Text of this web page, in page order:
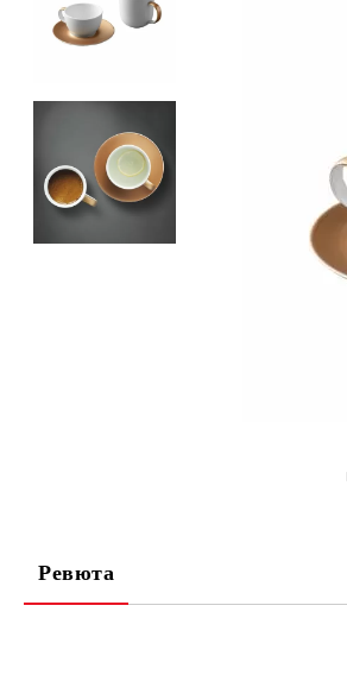
Ревюта